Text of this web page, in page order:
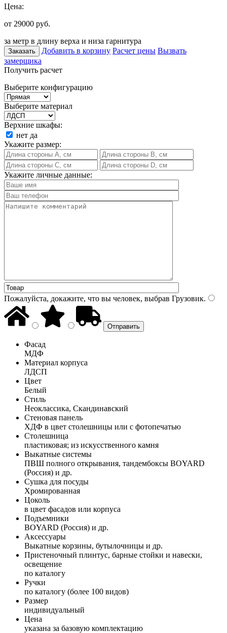
Цена:
от 29000 руб.
за метр в длину верха и низа гарнитура
Заказать Добавить в корзину Расчет цены Вызвать
замерщика
Получить расчет
Выберите конфигурацию
Выберите материал
Верхние шкафы:
нет да
Укажите размер:
Укажите личные данные:
Пожалуйста, докажите, что вы человек, выбрав Грузовик.
Фасад
МДФ
Материал корпуса
ЛДСП
Цвет
Белый
Стиль
Неоклассика, Скандинавский
Стеновая панель
ХДФ в цвет столешницы или с фотопечатью
Столешница
пластиковая; из искусственного камня
Выкатные системы
ПВШ полного открывания, тандембоксы BOYARD
(Россия) и др.
Сушка для посуды
Хромированная
Цоколь
в цвет фасадов или корпуса
Подъемники
BOYARD (Россия) и др.
Аксессуары
Выкатные корзины, бутылочницы и др.
Пристеночный плинтус, барные стойки и навески,
освещение
по каталогу
Ручки
по каталогу (более 100 видов)
Размер
индивидуальный
Цена
указана за базовую комплектацию